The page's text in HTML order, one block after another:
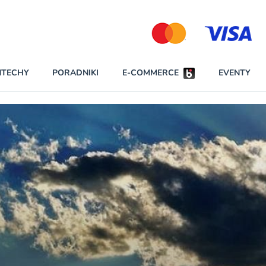
BEZPIECZEŃSTWO
INNI NAPISALI
KONTA
PRAWO
RAPORTY SPECJALNE
NAJCZĘŚCIEJ CZYTANE
wszystkich
W najniższych
darmo przez
Czytaj więcej
PORADNIKI E-COMMERCE EVENTY